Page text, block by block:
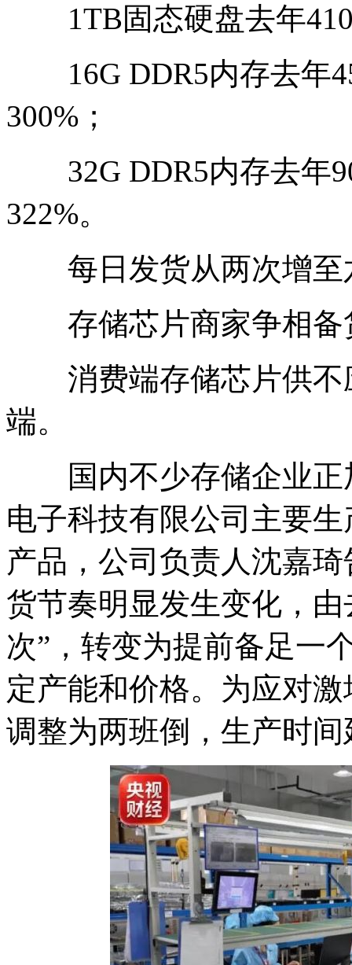
1TB固态硬盘去年410
16G DDR5内存去年
300%；
32G DDR5内存去年
322%。
每日发货从两次增至
存储芯片商家争相备
消费端存储芯片供不
端。
国内不少存储企业正
电子科技有限公司主要
产品，公司负责人沈嘉
货节奏明显发生变化，
次”，转变为提前备足一
定产能和价格。为应对
调整为两班倒，生产时